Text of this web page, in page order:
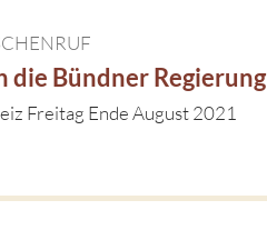
die Bündner Regierung
Freitag Ende August 2021